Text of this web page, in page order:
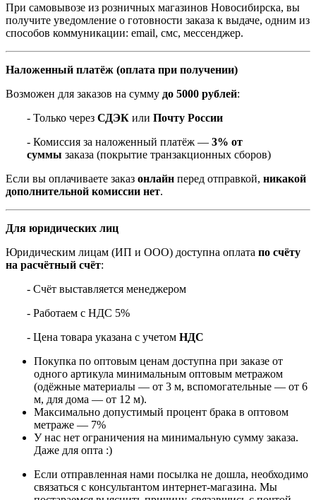
При самовывозе из розничных магазинов Новосибирска, вы
получите уведомление о готовности заказа к выдаче, одним из
способов коммуникации: email, смс, мессенджер.
Наложенный платёж (оплата при получении)
Возможен для заказов на сумму до 5000 рублей:
- Только через СДЭК или Почту России
- Комиссия за наложенный платёж — 3% от
суммы заказа (покрытие транзакционных сборов)
Если вы оплачиваете заказ онлайн перед отправкой, никакой
дополнительной комиссии нет.
Для юридических лиц
Юридическим лицам (ИП и ООО) доступна оплата по счёту
на расчётный счёт:
- Счёт выставляется менеджером
- Работаем с НДС 5%
- Цена товара указана с учетом НДС
Покупка по оптовым ценам доступна при заказе от
одного артикула минимальным оптовым метражом
(одёжные материалы — от 3 м, вспомогательные — от 6
м, для дома — от 12 м).
Максимально допустимый процент брака в оптовом
метраже — 7%
У нас нет ограничения на минимальную сумму заказа.
Даже для опта :)
Если отправленная нами посылка не дошла, необходимо
связаться с консультантом интернет-магазина. Мы